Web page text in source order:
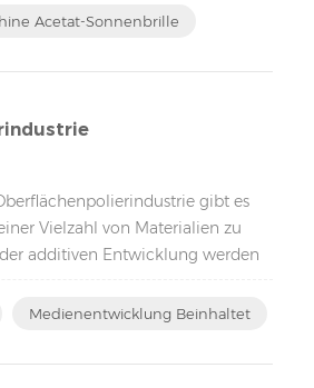
Acetat-Sonnenbrille
gibt es
Vielzahl von Materialien zu
additiven Entwicklung werden
Medienentwicklung Beinhaltet